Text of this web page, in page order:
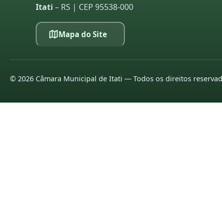
Itati – RS | CEP 95538-000
Mapa do Site
© 2026 Câmara Municipal de Itati — Todos os direitos